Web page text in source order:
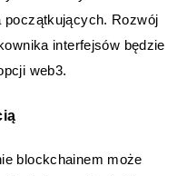
początkujących. Rozwój
interfejsów będzie
web3.
blockchainem może